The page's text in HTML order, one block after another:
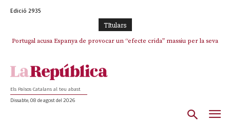
Edició 2935
TItulars
Portugal acusa Espanya de provocar un “efecte crida” massiu per la seva
El col·lapse de l’operació de Marc Puigtió a Girona: desbandada de
Els Països Catalans al teu abast
Dissabte, 08 de agost del 2026